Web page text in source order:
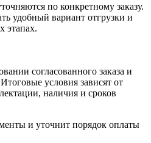
по конкретному заказу.
удобный вариант отгрузки и
этапах.
согласованного заказа и
условия зависят от
наличия и сроков
и уточнит порядок оплаты